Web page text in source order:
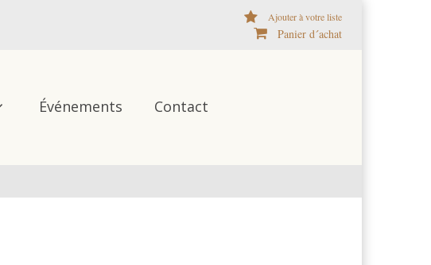
Ajouter à votre liste
Panier d´achat
Événements Contact